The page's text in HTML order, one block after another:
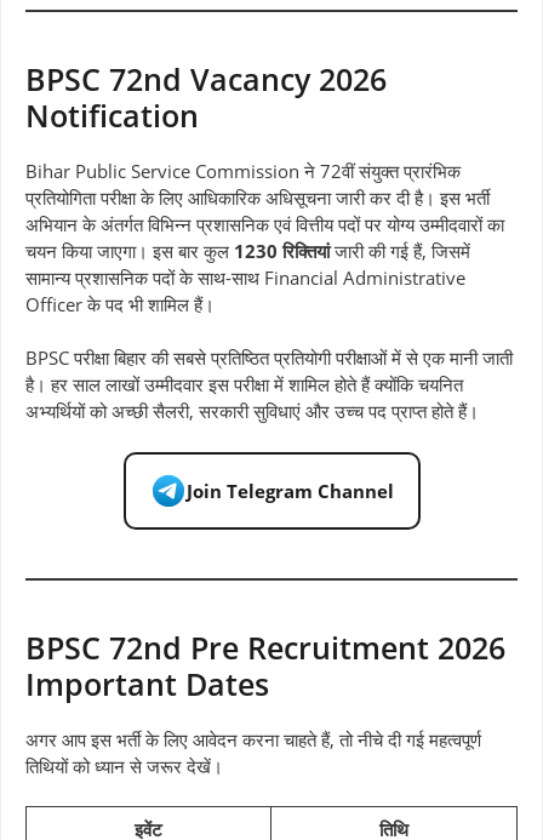
BPSC 72nd Vacancy 2026
Notification
Bihar Public Service Commission ने 72वीं संयुक्त प्रारंभिक
प्रतियोगिता परीक्षा के लिए आधिकारिक अधिसूचना जारी कर दी है। इस भर्ती
अभियान के अंतर्गत विभिन्न प्रशासनिक एवं वित्तीय पदों पर योग्य उम्मीदवारों का
चयन किया जाएगा। इस बार कुल 1230 रिक्तियांजारी की गई हैं, जिसमें
सामान्य प्रशासनिक पदों के साथ-साथ Financial Administrative
Officer के पद भी शामिल हैं।
BPSC परीक्षा बिहार की सबसे प्रतिष्ठित प्रतियोगी परीक्षाओं में से एक मानी जाती
है। हर साल लाखों उम्मीदवार इस परीक्षा में शामिल होते हैं क्योंकि चयनित
अभ्यर्थियों को अच्छी सैलरी, सरकारी सुविधाएं और उच्च पद प्राप्त होते हैं।
Join Telegram Channel
BPSC 72nd Pre Recruitment 2026
Important Dates
अगर आप इस भर्ती के लिए आवेदन करना चाहते हैं, तो नीचे दी गई महत्वपूर्ण
तिथियों को ध्यान से जरूर देखें।
इवेंट तिथि